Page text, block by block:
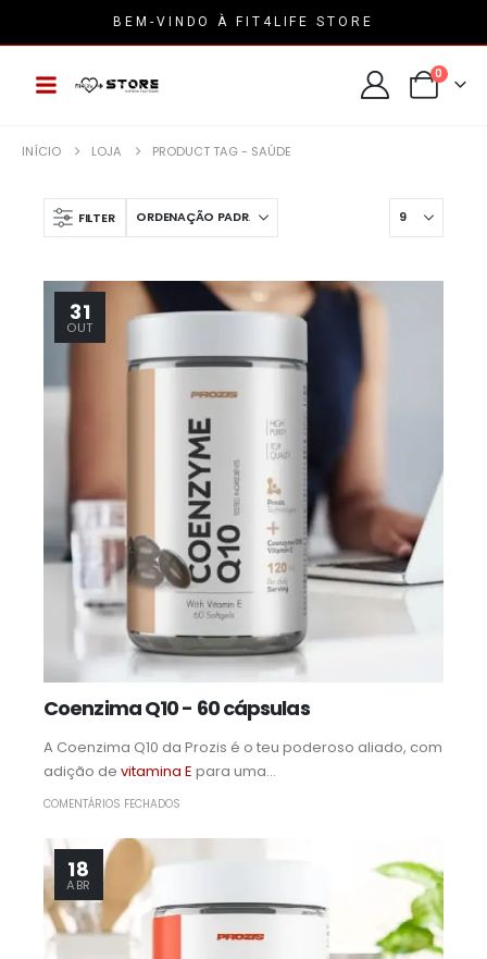
BEM-VINDO À FIT4LIFE STORE
0
INÍCIO LOJA PRODUCT TAG - SAÚDE
FILTER
31
OUT
Coenzima Q10 - 60 cápsulas
A Coenzima Q10 da Prozis é o teu poderoso aliado, com
adição de vitamina E para uma...
COMENTÁRIOS FECHADOS
18
ABR